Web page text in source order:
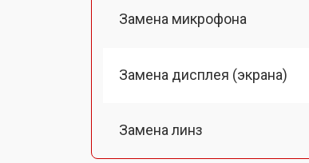
Замена микрофона
Замена дисплея (экрана)
Замена линз